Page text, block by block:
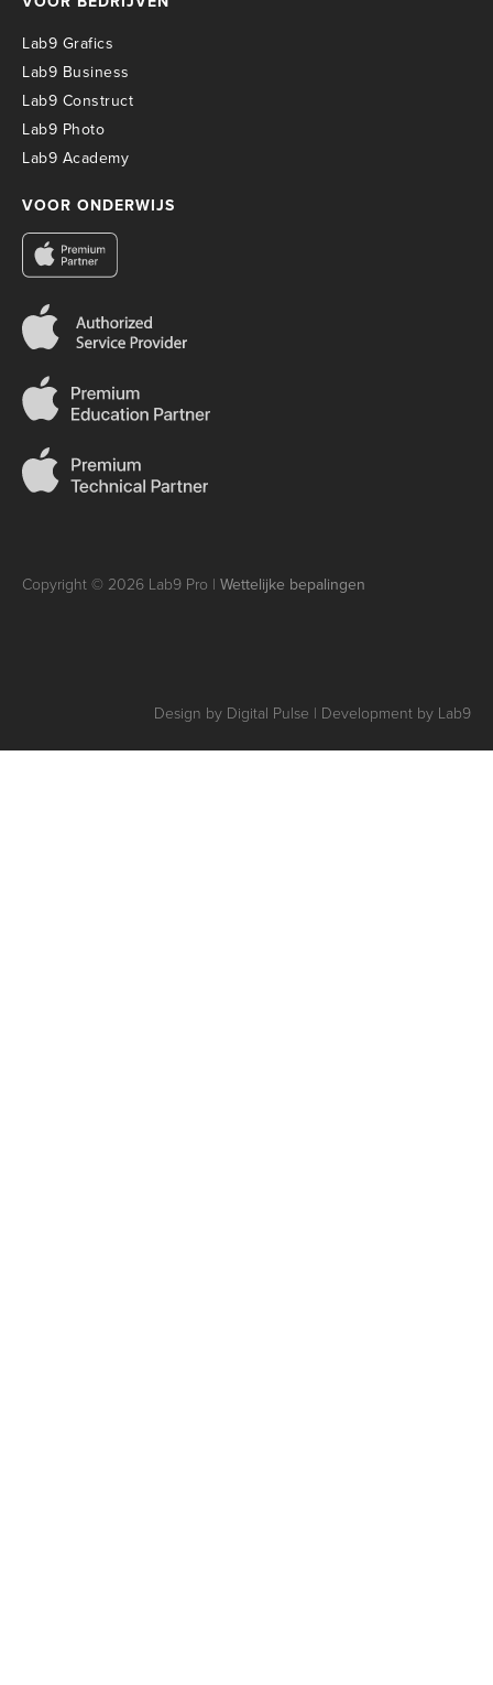
Lab9 Grafics
Lab9 Business
Lab9 Construct
Lab9 Photo
Lab9 Academy
VOOR ONDERWIJS
Copyright © 2026 Lab9 Pro | Wettelijke bepalingen
Design by Digital Pulse | Development by Lab9